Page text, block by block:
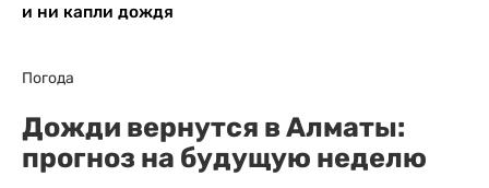
и ни капли дождя
Погода
Дожди вернутся в Алматы:
прогноз на будущую неделю